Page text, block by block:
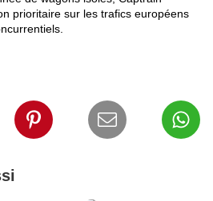
prioritaire sur les trafics européens